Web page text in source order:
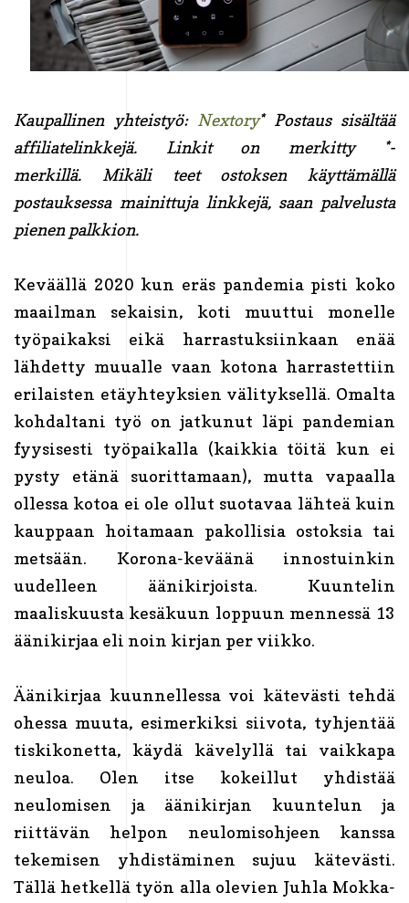
Kaupallinen yhteistyö: Nextory* Postaus sisältää
affiliatelinkkejä. Linkit on merkitty *-
merkillä. Mikäli teet ostoksen käyttämällä
postauksessa mainittuja linkkejä, saan palvelusta
pienen palkkion.
Keväällä 2020 kun eräs pandemia pisti koko
maailman sekaisin, koti muuttui monelle
työpaikaksi eikä harrastuksiinkaan enää
lähdetty muualle vaan kotona harrastettiin
erilaisten etäyhteyksien välityksellä. Omalta
kohdaltani työ on jatkunut läpi pandemian
fyysisesti työpaikalla (kaikkia töitä kun ei
pysty etänä suorittamaan), mutta vapaalla
ollessa kotoa ei ole ollut suotavaa lähteä kuin
kauppaan hoitamaan pakollisia ostoksia tai
metsään. Korona-keväänä innostuinkin
uudelleen äänikirjoista. Kuuntelin
maaliskuusta kesäkuun loppuun mennessä 13
äänikirjaa eli noin kirjan per viikko.
Äänikirjaa kuunnellessa voi kätevästi tehdä
ohessa muuta, esimerkiksi siivota, tyhjentää
tiskikonetta, käydä kävelyllä tai vaikkapa
neuloa. Olen itse kokeillut yhdistää
neulomisen ja äänikirjan kuuntelun ja
riittävän helpon neulomisohjeen kanssa
tekemisen yhdistäminen sujuu kätevästi.
Tällä hetkellä työn alla olevien Juhla Mokka-